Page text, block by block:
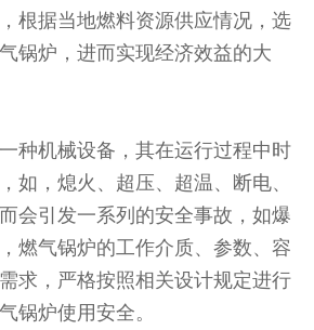
根据当地燃料资源供应情况，选
锅炉，进而实现经济效益的大
机械设备，其在运行过程中时
如，熄火、超压、超温、断电、
会引发一系列的安全事故，如爆
燃气锅炉的工作介质、参数、容
求，严格按照相关设计规定进行
锅炉使用安全。